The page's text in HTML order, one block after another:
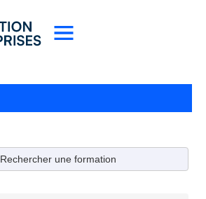
Rechercher une formation